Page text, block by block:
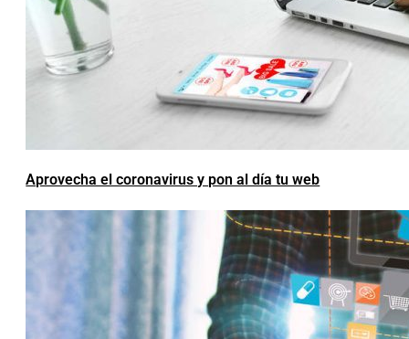
Aprovecha el coronavirus y pon al día tu web